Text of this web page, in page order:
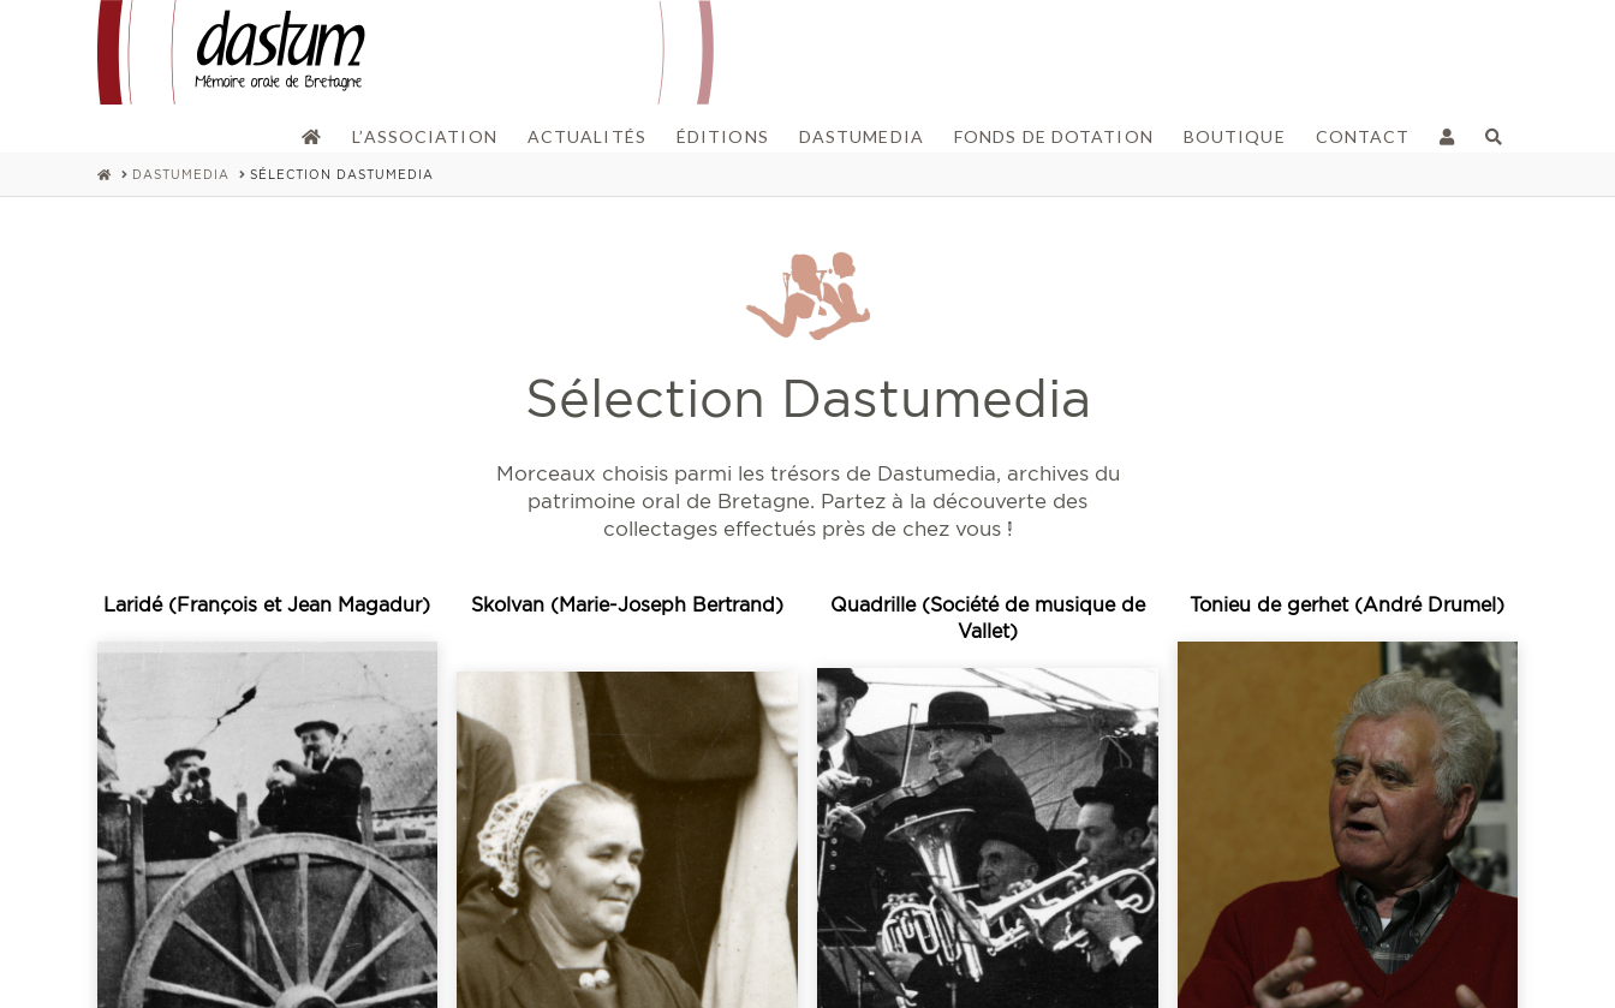
L’ASSOCIATION ACTUALITÉS ÉDITIONS DASTUMEDIA FONDS DE DOTATION BOUTIQUE CONTACT
HOMEDASTUMEDIA SÉLECTION DASTUMEDIA
Sélection Dastumedia
Morceaux choisis parmi les trésors de Dastumedia, archives du
patrimoine oral de Bretagne. Partez à la découverte des
collectages effectués près de chez vous !
Laridé (François et Jean Magadur)
bombarde recensés en
pays d’Auray sont
extrêmement nombreux
(plusieurs dizaines de
sonneurs en activité entre
1880 et 1930), ceux qui ont
pu être enregistrés sont
beaucoup plus rares...
Écouter
Skolvan (Marie-Joseph Bertrand)
trésor des traditions orales
de Bretagne. Il s’agit d’une
gwerz, forme spécifique à
la Basse-Bretagne de ce
qu’on appelle ailleurs une
complainte...
Écouter
Quadrille (Société de musique de
Vallet)
celle de l’évolution, des
apports extérieurs, de
l’intégration de ces
apports, et finalement de
la définition même de ce
qu’est la musique «
traditionnelle »...
Écouter
Tonieu de gerhet (André Drumel)
pour de nombreux
chanteurs de la nouvelle
génération qu’il côtoie
dans les multiples veillées,
concours, filaj et autres
stages auxquels il
participe volontiers depuis
une quinzaine d’années...
Écouter